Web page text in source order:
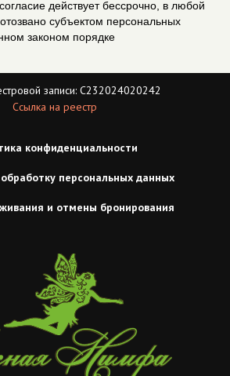
действует бессрочно, в любой
субъектом персональных
законом порядке
записи: С232024020242
Ссылка на реестр
конфиденциальности
персональных данных
и отмены бронирования